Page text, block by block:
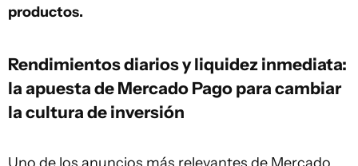
productos.
Rendimientos diarios y liquidez inmediata:
la apuesta de Mercado Pago para cambiar
la cultura de inversión